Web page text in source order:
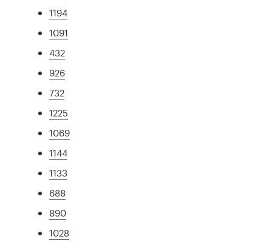
1194
1091
432
926
732
1225
1069
1144
1133
688
890
1028